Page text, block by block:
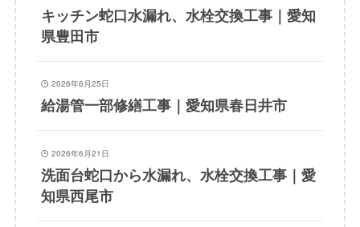
キッチン蛇口水漏れ、水栓交換工事｜愛知
県豊田市
2026年6月25日
給湯管一部修繕工事｜愛知県春日井市
2026年6月21日
洗面台蛇口から水漏れ、水栓交換工事｜愛
知県西尾市